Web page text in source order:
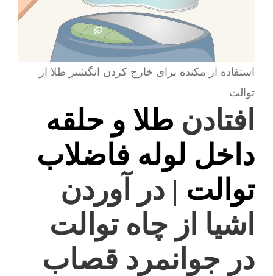
استفاده از مکنده برای خارج کردن انگشتر طلا از
توالت
افتادن طلا و حلقه
داخل لوله فاضلاب
توالت | در آوردن
اشیا از چاه توالت
در جوانمرد قصاب